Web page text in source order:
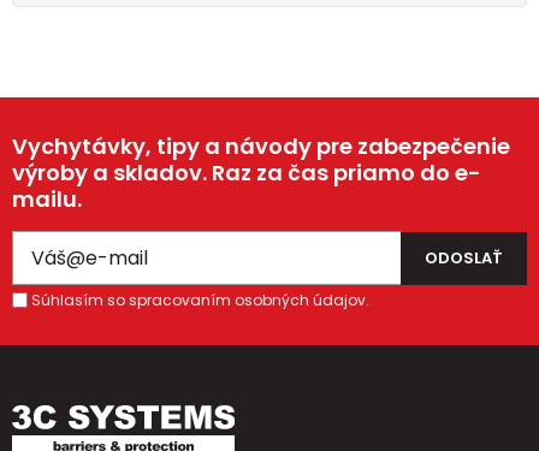
Vychytávky, tipy a návody pre zabezpečenie
výroby a skladov. Raz za čas priamo do e-
mailu.
Súhlasím so spracovaním osobných údajov.